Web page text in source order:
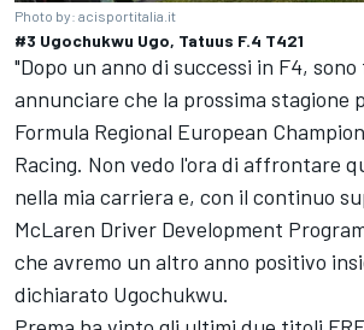
Photo by: acisportitalia.it
#3 Ugochukwu Ugo, Tatuus F.4 T421
"Dopo un anno di successi in F4, sono
annunciare che la prossima stagione
Formula Regional European
Racing. Non vedo l'ora di affrontare
nella mia carriera e, con il continuo
McLaren Driver Development
che avremo un altro anno positivo
dichiarato Ugochukwu.